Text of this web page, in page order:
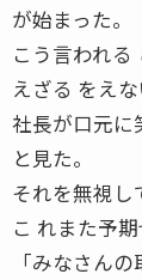
が始まった。
こう言われ
えざる をえな
社長が口元に
と見た。
それを無視し
こ れまた予
「みなさん